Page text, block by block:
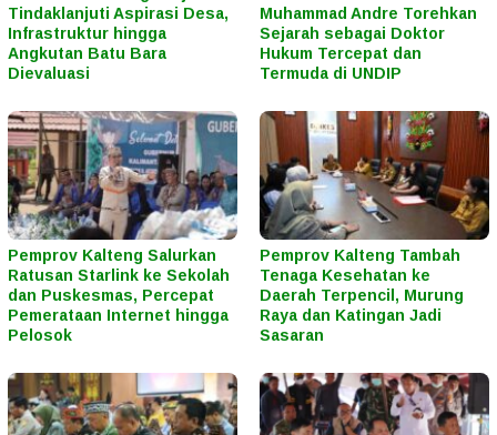
Tindaklanjuti Aspirasi Desa,
Infrastruktur hingga
Angkutan Batu Bara
Dievaluasi
Muhammad Andre Torehkan
Sejarah sebagai Doktor
Hukum Tercepat dan
Termuda di UNDIP
Pemprov Kalteng Salurkan
Ratusan Starlink ke Sekolah
dan Puskesmas, Percepat
Pemerataan Internet hingga
Pelosok
Pemprov Kalteng Tambah
Tenaga Kesehatan ke
Daerah Terpencil, Murung
Raya dan Katingan Jadi
Sasaran